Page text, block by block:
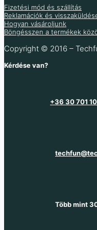
Több variáció
Több
Fizetési mód és szállítás
Reklamációk és
Hogyan vásároljunk
Böngésszen a termékek
Copyright © 2016 –
Kérdése van?
+36 30 701
Több mint